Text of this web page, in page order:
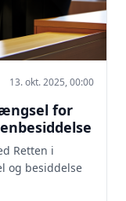
13. okt. 2025, 00:00
for
Retten i
og besiddelse